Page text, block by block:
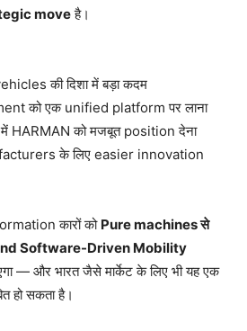
moveहै।
की दिशा में बड़ा कदम
को एक unified platform पर लाना
को मजबूत position देना
के लिए easier innovation
कारों को Pure machines से
Software-Driven Mobility
— और भारत जैसे मार्केट के लिए भी यह एक
हो सकता है।